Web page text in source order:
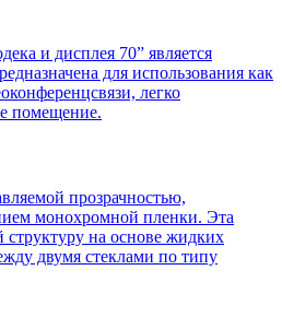
и дисплея 70” является
для использования как
легко
помещение.
прозрачностью,
монохромной пленки. Эта
структуру на основе жидких
двумя стеклами по типу